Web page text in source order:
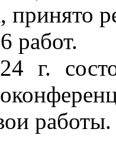
принято
работ.
г.
работы.